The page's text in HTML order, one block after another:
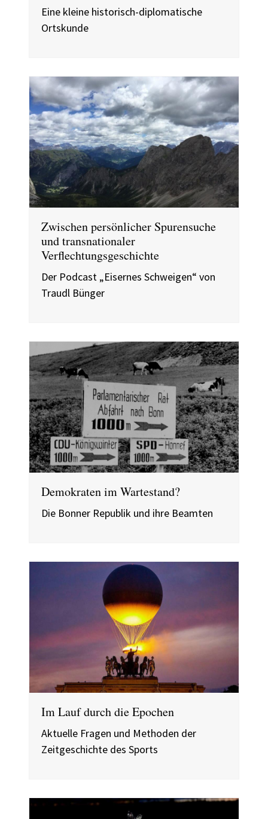
Eine kleine historisch-diplomatische
Ortskunde
Zwischen persönlicher Spurensuche
und transnationaler
Verflechtungsgeschichte
Der Podcast „Eisernes Schweigen“ von
Traudl Bünger
Demokraten im Wartestand?
Die Bonner Republik und ihre Beamten
Im Lauf durch die Epochen
Aktuelle Fragen und Methoden der
Zeitgeschichte des Sports